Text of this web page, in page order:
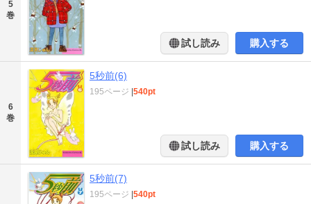
5
巻
試し読み 購入する
6
巻
5秒前(6)
195ページ 540pt
試し読み 購入する
5秒前(7)
195ページ 540pt